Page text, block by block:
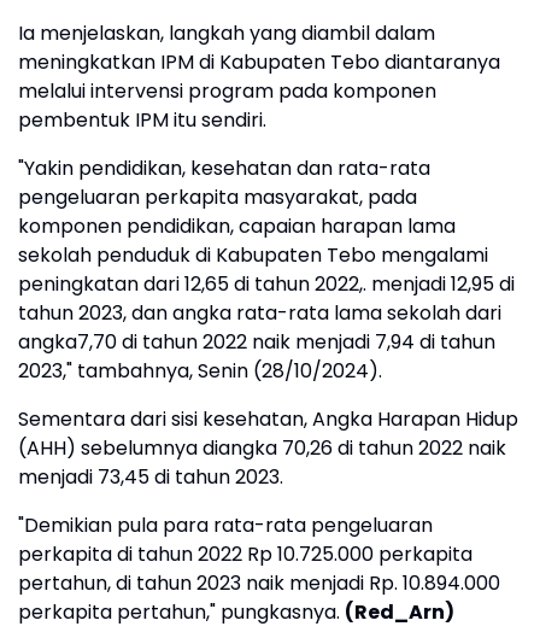
Ia menjelaskan, langkah yang diambil dalam
meningkatkan IPM di Kabupaten Tebo diantaranya
melalui intervensi program pada komponen
pembentuk IPM itu sendiri.
"Yakin pendidikan, kesehatan dan rata-rata
pengeluaran perkapita masyarakat, pada
komponen pendidikan, capaian harapan lama
sekolah penduduk di Kabupaten Tebo mengalami
peningkatan dari 12,65 di tahun 2022,. menjadi 12,95 di
tahun 2023, dan angka rata-rata lama sekolah dari
angka7,70 di tahun 2022 naik menjadi 7,94 di tahun
2023," tambahnya, Senin (28/10/2024).
Sementara dari sisi kesehatan, Angka Harapan Hidup
(AHH) sebelumnya diangka 70,26 di tahun 2022 naik
menjadi 73,45 di tahun 2023.
"Demikian pula para rata-rata pengeluaran
perkapita di tahun 2022 Rp 10.725.000 perkapita
pertahun, di tahun 2023 naik menjadi Rp. 10.894.000
perkapita pertahun," pungkasnya. (Red_Arn)